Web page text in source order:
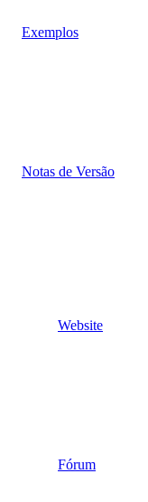
Exemplos
Notas de Versão
Website
Fórum